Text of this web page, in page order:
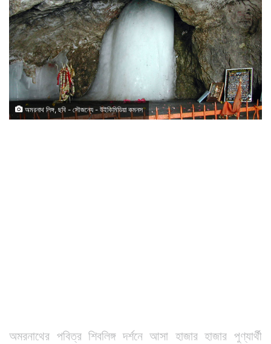
অমরনাথ লিঙ্গ, ছবি - সৌজন্যে - উইকিমিডিয়া কমনস
অমরনাথের পবিত্র শিবলিঙ্গ দর্শনে আসা হাজার হাজার পুণ্যার্থী